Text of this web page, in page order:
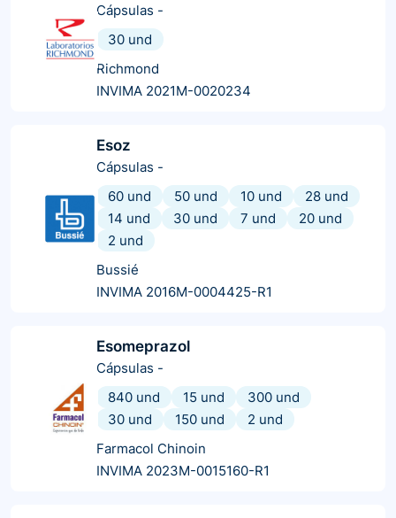
Cápsulas -
30 und
Richmond
INVIMA 2021M-0020234
Esoz
Cápsulas -
60 und
50 und 10 und
28 und
14 und
30 und 7 und
20 und
2 und
Bussié
INVIMA 2016M-0004425-R1
Esomeprazol
Cápsulas -
840 und
15 und
300 und
30 und
150 und
2 und
Farmacol Chinoin
INVIMA 2023M-0015160-R1